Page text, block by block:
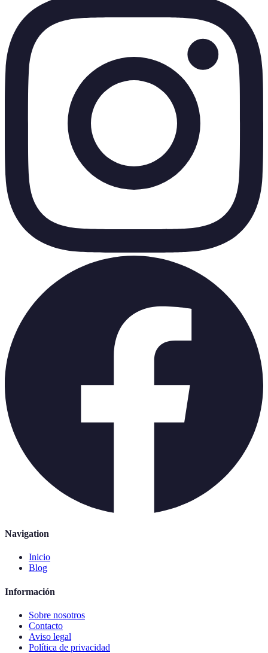
Navigation
Inicio
Blog
Información
Sobre nosotros
Contacto
Aviso legal
Política de privacidad